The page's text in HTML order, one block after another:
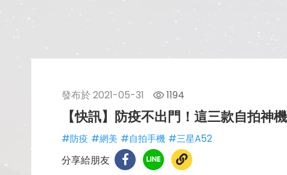
發布於 2021-05-31 1194
【快訊】防疫不出門！這三款自拍神
#防疫 #網美 #自拍手機 #三星A52
分享給朋友